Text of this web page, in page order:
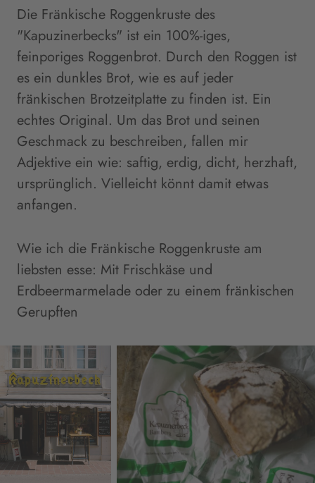
Die Fränkische Roggenkruste des
"Kapuzinerbecks" ist ein 100%-iges,
feinporiges Roggenbrot. Durch den Roggen ist
es ein dunkles Brot, wie es auf jeder
fränkischen Brotzeitplatte zu finden ist. Ein
echtes Original. Um das Brot und seinen
Geschmack zu beschreiben, fallen mir
Adjektive ein wie: saftig, erdig, dicht, herzhaft,
ursprünglich. Vielleicht könnt damit etwas
anfangen.
Wie ich die Fränkische Roggenkruste am
liebsten esse: Mit Frischkäse und
Erdbeermarmelade oder zu einem fränkischen
Gerupften